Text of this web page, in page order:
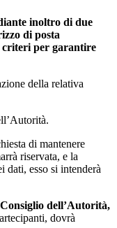
inoltro di due
di posta
criteri per garantire
della relativa
di mantenere
riservata, e la
dati, esso si intenderà
dell’Autorità,
dovrà